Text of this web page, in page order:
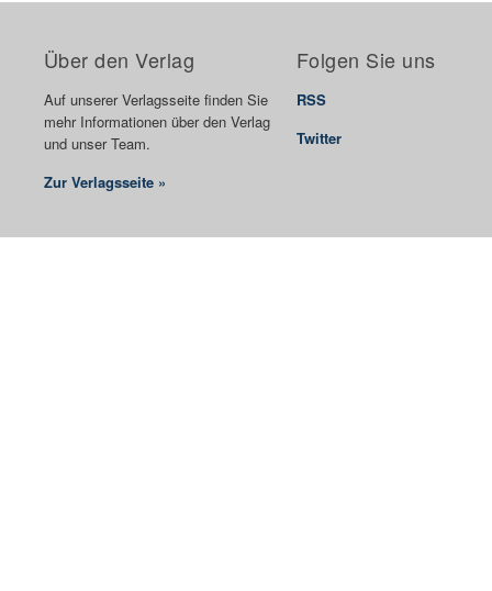
Über den Verlag
Auf unserer Verlagsseite finden Sie
mehr Informationen über den Verlag
und unser Team.
Zur Verlagsseite »
Folgen Sie uns
RSS
Twitter